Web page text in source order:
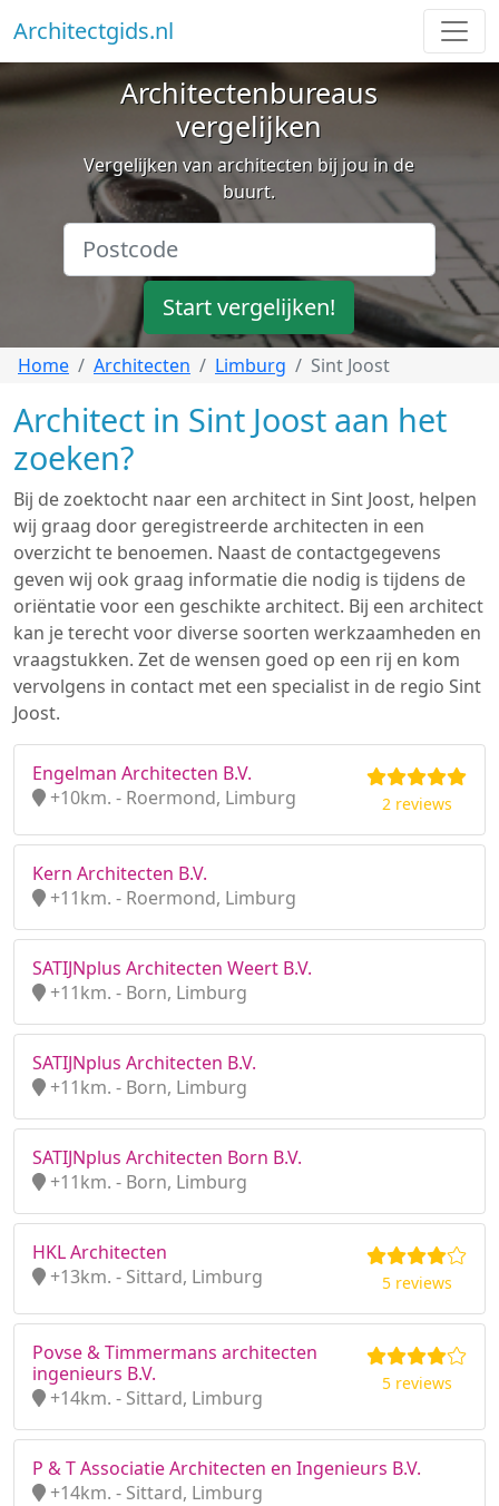
Architectgids.nl
Architectenbureaus
vergelijken
Vergelijken van architecten bij jou in de
buurt.
Start vergelijken!
Home Architecten Limburg Sint Joost
Architect in Sint Joost aan het
zoeken?
Bij de zoektocht naar een architect in Sint Joost, helpen
wij graag door geregistreerde architecten in een
overzicht te benoemen. Naast de contactgegevens
geven wij ook graag informatie die nodig is tijdens de
oriëntatie voor een geschikte architect. Bij een architect
kan je terecht voor diverse soorten werkzaamheden en
vraagstukken. Zet de wensen goed op een rij en kom
vervolgens in contact met een specialist in de regio Sint
Joost.
Engelman Architecten B.V.
+10km. - Roermond, Limburg
2 reviews
Kern Architecten B.V.
+11km. - Roermond, Limburg
SATIJNplus Architecten Weert B.V.
+11km. - Born, Limburg
SATIJNplus Architecten B.V.
+11km. - Born, Limburg
SATIJNplus Architecten Born B.V.
+11km. - Born, Limburg
HKL Architecten
+13km. - Sittard, Limburg
5 reviews
Povse & Timmermans architecten
ingenieurs B.V.
+14km. - Sittard, Limburg
5 reviews
P & T Associatie Architecten en Ingenieurs B.V.
+14km. - Sittard, Limburg